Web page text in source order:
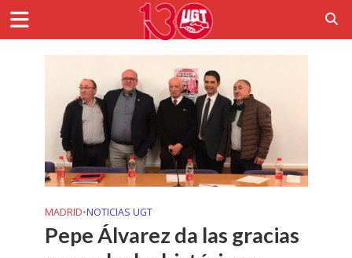
MADRID•NOTICIAS UGT
Pepe Álvarez da las gracias